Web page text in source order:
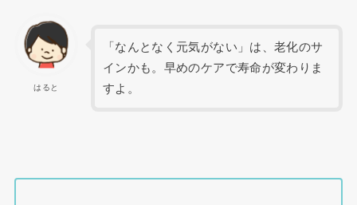
はると
「なんとなく元気がない」は、老化のサ
インかも。早めのケアで寿命が変わりま
すよ。